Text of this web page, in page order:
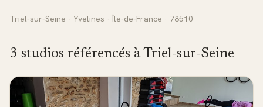
Triel-sur-Seine · Yvelines · Île-de-France · 78510
3 studios référencés à Triel-sur-Seine